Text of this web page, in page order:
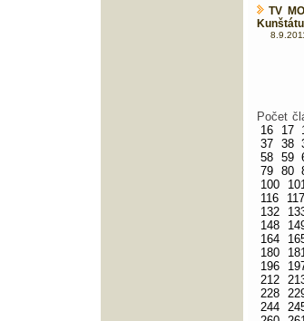
TV
Kunštátu
Počet
16
17
37 38
58 59
79 80
100
116
117
132
148
164
180
196
212
228
244